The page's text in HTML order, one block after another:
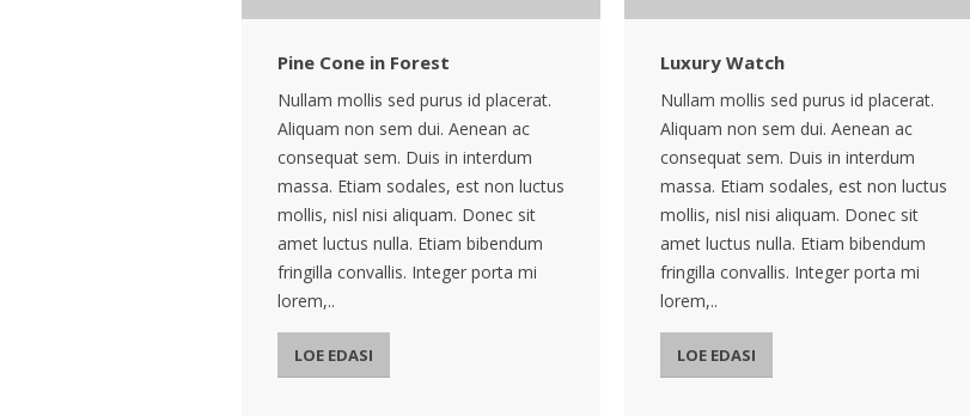
Pine Cone in Forest
Nullam mollis sed purus id placerat.
Aliquam non sem dui. Aenean ac
consequat sem. Duis in interdum
massa. Etiam sodales, est non luctus
mollis, nisl nisi aliquam. Donec sit
amet luctus nulla. Etiam bibendum
fringilla convallis. Integer porta mi
lorem,..
LOE EDASI
Luxury Watch
Nullam mollis sed purus id placerat.
Aliquam non sem dui. Aenean ac
consequat sem. Duis in interdum
massa. Etiam sodales, est non luctus
mollis, nisl nisi aliquam. Donec sit
amet luctus nulla. Etiam bibendum
fringilla convallis. Integer porta mi
lorem,..
LOE EDASI